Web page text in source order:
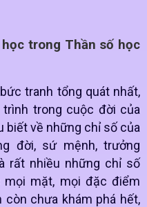
trong Thần số học
tranh tổng quát nhất,
trong cuộc đời của
biết về những chỉ số của
đời, sứ mệnh, trưởng
rất nhiều những chỉ số
mọi mặt, mọi đặc điểm
chưa khám phá hết,